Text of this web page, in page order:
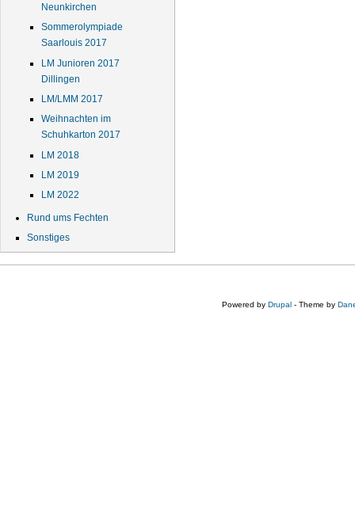
Neunkirchen
Sommerolympiade
Saarlouis 2017
LM Junioren 2017
Dillingen
LM/LMM 2017
Weihnachten im
Schuhkarton 2017
LM 2018
LM 2019
LM 2022
Rund ums Fechten
Sonstiges
Powered byDrupal - Theme by